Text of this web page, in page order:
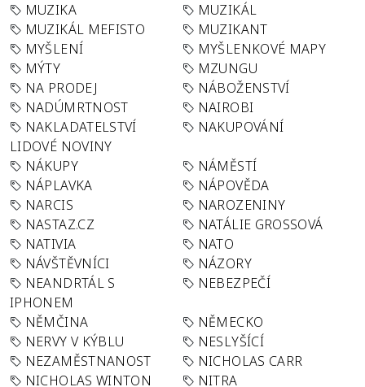
MUZIKA
MUZIKÁL
MUZIKÁL MEFISTO
MUZIKANT
MYŠLENÍ
MYŠLENKOVÉ MAPY
MÝTY
MZUNGU
NA PRODEJ
NÁBOŽENSTVÍ
NADÚMRTNOST
NAIROBI
NAKLADATELSTVÍ
LIDOVÉ NOVINY
NAKUPOVÁNÍ
NÁKUPY
NÁMĚSTÍ
NÁPLAVKA
NÁPOVĚDA
NARCIS
NAROZENINY
NASTAZ.CZ
NATÁLIE GROSSOVÁ
NATIVIA
NATO
NÁVŠTĚVNÍCI
NÁZORY
NEANDRTÁL S
IPHONEM
NEBEZPEČÍ
NĚMČINA
NĚMECKO
NERVY V KÝBLU
NESLYŠÍCÍ
NEZAMĚSTNANOST
NICHOLAS CARR
NICHOLAS WINTON
NITRA